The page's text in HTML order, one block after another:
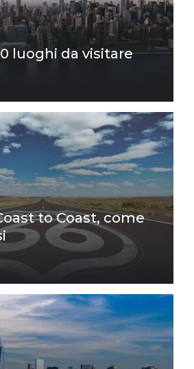
luoghi da visitare
to Coast, come